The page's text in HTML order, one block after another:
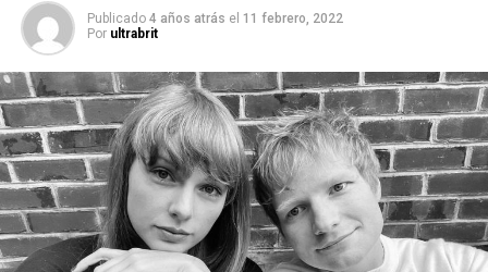
Publicado 4 años atrás el 11 febrero, 2022
Por ultrabrit